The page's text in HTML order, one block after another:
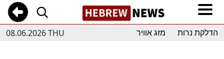
08.06.2026 THU הדלקת נרות מזג אוויר